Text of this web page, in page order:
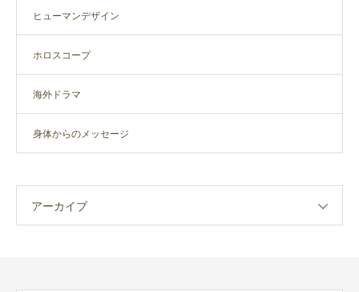
ヒューマンデザイン
ホロスコープ
海外ドラマ
身体からのメッセージ
アーカイブ